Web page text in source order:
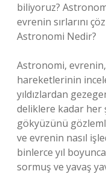
biliyoruz?
evrenin sırlarını
Astronomi Nedir?
Astronomi,
hareketlerinin
yıldızlardan
deliklere kadar her
gökyüzünü
ve evrenin nasıl
binlerce yıl
sormuş ve yavaş